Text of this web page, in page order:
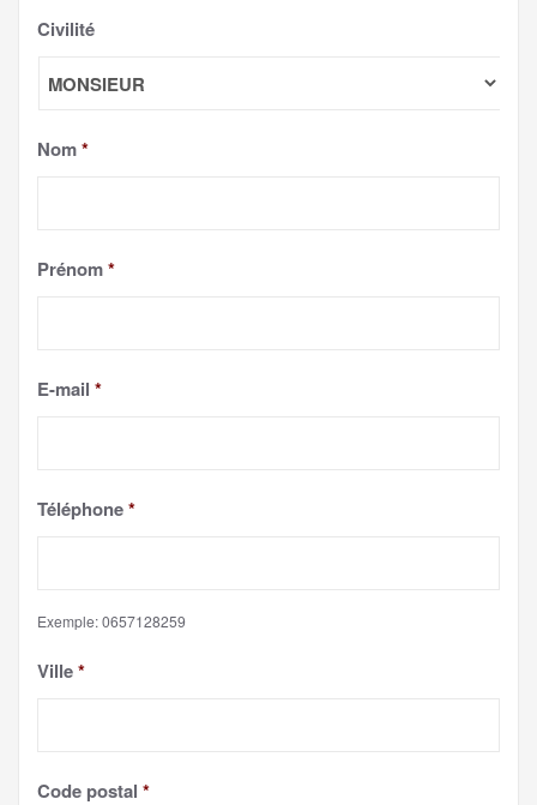
Civilité
Nom*
Prénom*
E-mail *
Téléphone*
Exemple: 0657128259
Ville*
Code postal *